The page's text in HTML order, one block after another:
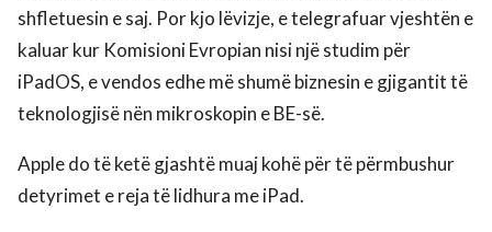
shfletuesin e saj. Por kjo lëvizje, e telegrafuar vjeshtën e
kaluar kur Komisioni Evropian nisi një studim për
iPadOS, e vendos edhe më shumë biznesin e gjigantit të
teknologjisë nën mikroskopin e BE-së.
Apple do të ketë gjashtë muaj kohë për të përmbushur
detyrimet e reja të lidhura me iPad.